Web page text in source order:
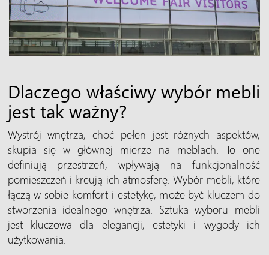
Dlaczego właściwy wybór mebli
jest tak ważny?
Wystrój wnętrza, choć pełen jest różnych aspektów,
skupia się w głównej mierze na meblach. To one
definiują przestrzeń, wpływają na funkcjonalność
pomieszczeń i kreują ich atmosferę. Wybór mebli, które
łączą w sobie komfort i estetykę, może być kluczem do
stworzenia idealnego wnętrza. Sztuka wyboru mebli
jest kluczowa dla elegancji, estetyki i wygody ich
użytkowania.